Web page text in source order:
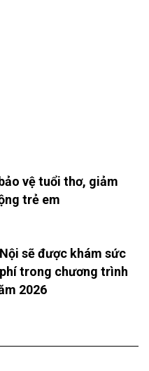
vệ tuổi thơ, giảm
trẻ em
sẽ được khám sức
trong chương trình
2026